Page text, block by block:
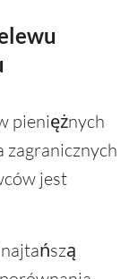
pieniężnych
zagranicznych
jest